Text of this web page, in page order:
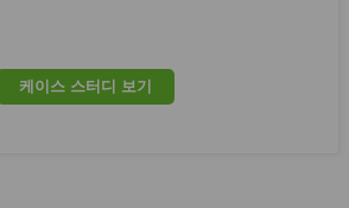
케이스 스터디 보기